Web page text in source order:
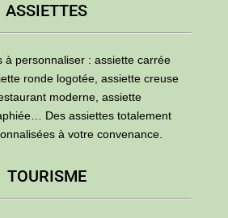
ASSIETTES
à personnaliser : assiette carrée
ronde logotée, assiette creuse
moderne, assiette
Des assiettes totalement
à votre convenance.
TOURISME